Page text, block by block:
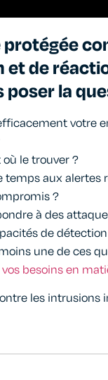
de
la
votre
le trouver ?
aux alertes
?
à des
de
une de ces
besoins en
les intrusions